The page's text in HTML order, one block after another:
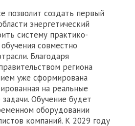
позволит создать первый
энергетический
систему практико-
совместно
Благодаря
региона
уже сформирована
на реальные
Обучение будет
оборудовании
компаний. К 2029 году